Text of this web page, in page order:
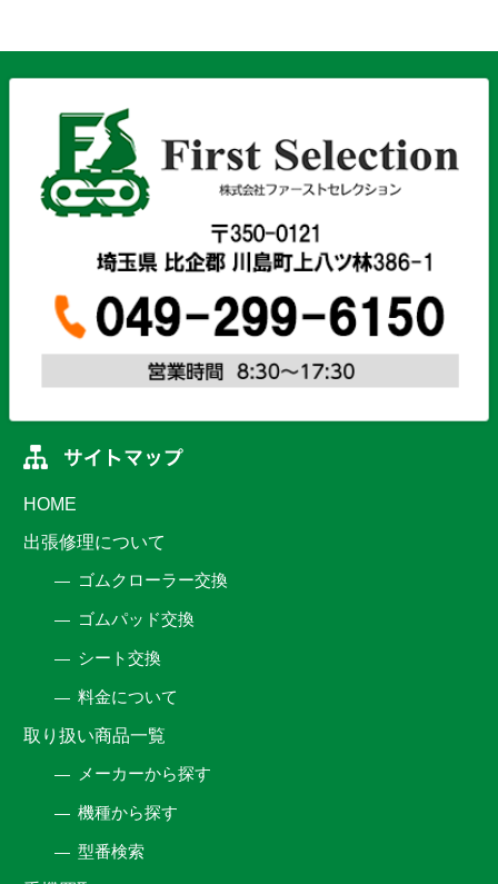
HOME
出張修理について
ゴムクローラー交換
ゴムパッド交換
シート交換
料金について
取り扱い商品一覧
メーカーから探す
機種から探す
型番検索